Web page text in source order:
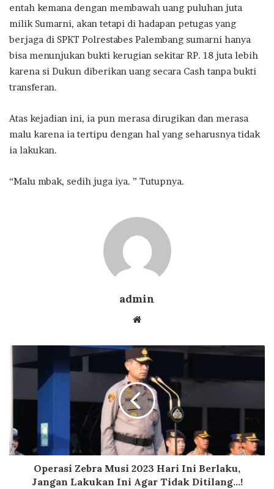
entah kemana dengan membawah uang puluhan juta
milik Sumarni, akan tetapi di hadapan petugas yang
berjaga di SPKT Polrestabes Palembang sumarni hanya
bisa menunjukan bukti kerugian sekitar RP. 18 juta lebih
karena si Dukun diberikan uang secara Cash tanpa bukti
transferan.
Atas kejadian ini, ia pun merasa dirugikan dan merasa
malu karena ia tertipu dengan hal yang seharusnya tidak
ia lakukan.
“Malu mbak, sedih juga iya. ” Tutupnya.
admin
Website
Operasi Zebra Musi 2023 Hari Ini Berlaku,
Jangan Lakukan Ini Agar Tidak Ditilang...!